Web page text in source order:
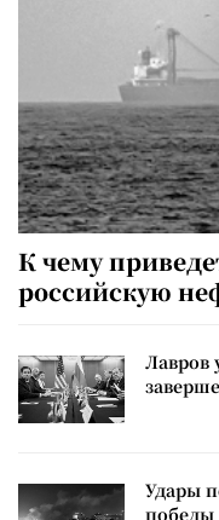
К чему
российскую
Лавров
Удары
победы